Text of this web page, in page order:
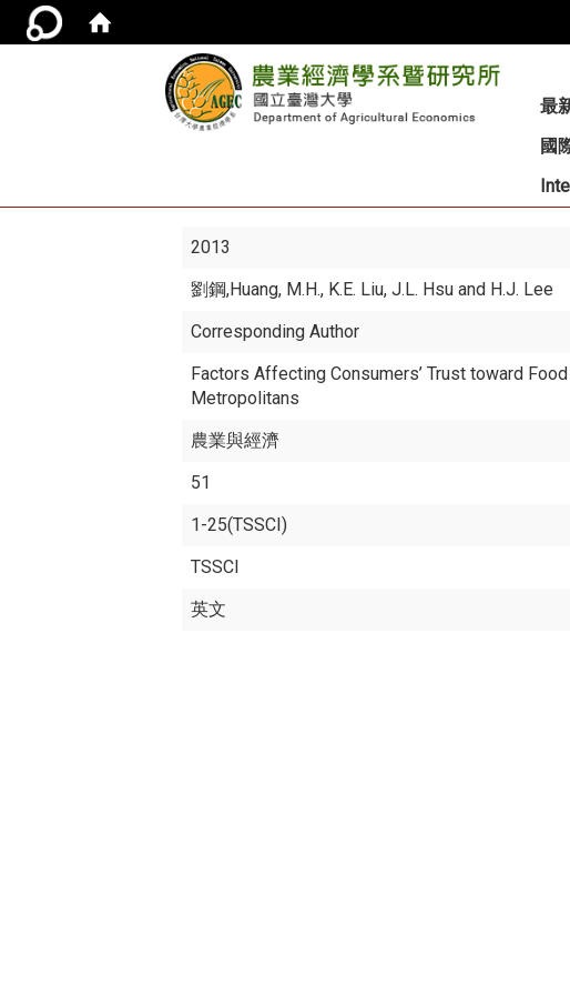
最
國
2013
劉鋼,Huang, M.H., K.E. Liu, J.L. Hsu and H.J. Lee
Corresponding Author
Factors Affecting Consumers’ Trust toward
Metropolitans
農業與經濟
51
1-25(TSSCI)
TSSCI
英文